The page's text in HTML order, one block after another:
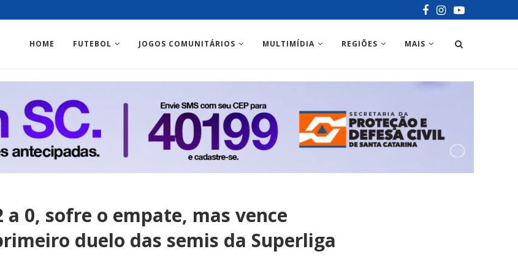
HOME FUTEBOL JOGOS COMUNITÁRIOS MULTIMÍDIA REGIÕES MAIS
a 0, sofre o empate, mas vence
duelo das semis da Superliga